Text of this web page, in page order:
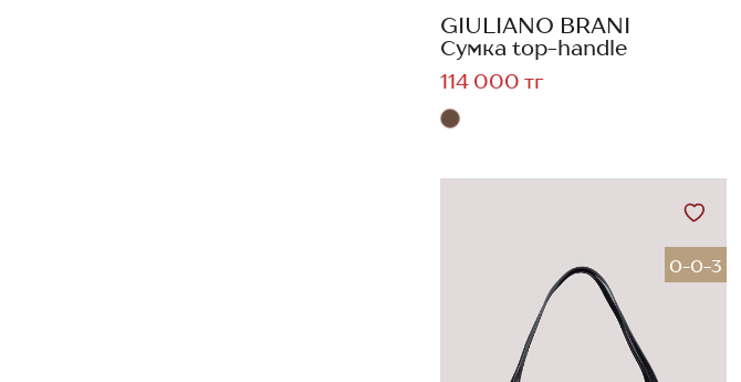
GIULIANO BRANI
Сумка top-handle
114 000 тг
0-0-3